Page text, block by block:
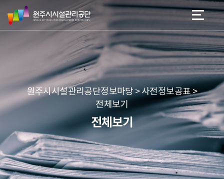
네
본문 바로가기
메뉴 바로가기
원
주
시
리
공
단
원주시시설관리공단정보마당 > 사전정보공표 >
전체보기
전체보기